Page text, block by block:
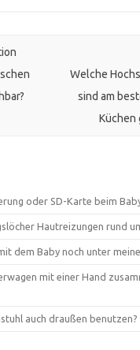
Welche
sind am
Küchen
oder SD-Karte beim
Hautreizungen rund
dem Baby noch unter
mit einer Hand
auch draußen benutzen?